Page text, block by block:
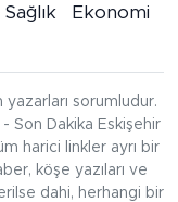
Sağlık
Ekonomi
sorumludur.
Son Dakika Eskişehir
harici linkler ayrı bir
köşe yazıları ve
dahi, herhangi bir